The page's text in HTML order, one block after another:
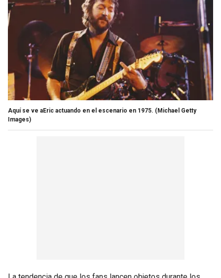
Aquí se ve aEric actuando en el escenario en 1975. (Michael Getty
Images)